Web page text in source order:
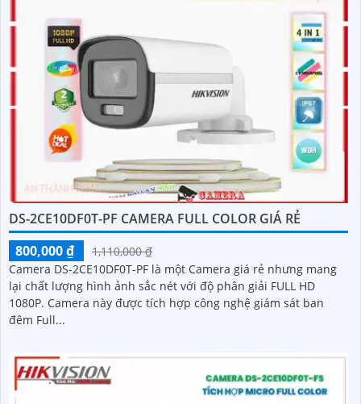
DS-2CE10DF0T-PF CAMERA FULL COLOR GIÁ RẺ
800,000 ₫
1,110,000 ₫
Camera DS-2CE10DF0T-PF là một Camera giá rẻ nhưng mang
lại chất lượng hình ảnh sắc nét với độ phân giải FULL HD
1080P. Camera này được tích hợp công nghệ giám sát ban
đêm Full...